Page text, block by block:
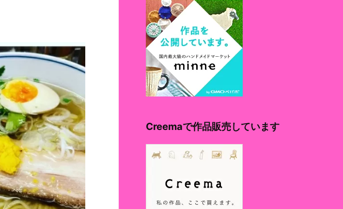
Creemaで作品販売しています